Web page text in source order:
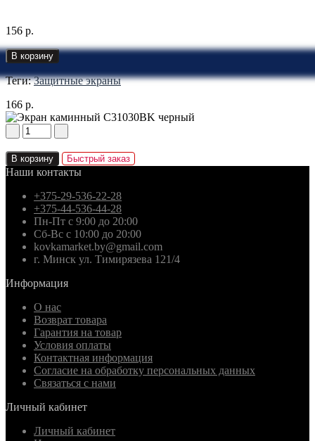
156 р.
В корзину
Теги:Защитные экраны
166 р.
В корзину Быстрый заказ
Наши контакты
+375-29-536-22-28
+375-44-536-44-28
Пн-Пт с 9:00 до 20:00
Сб-Вс с 10:00 до 20:00
kovkamarket.by@gmail.com
г. Минск ул. Тимирязева 121/4
Информация
О нас
Возврат товара
Гарантия на товар
Условия оплаты
Контактная информация
Согласие на обработку персональных данных
Связаться с нами
Личный кабинет
Личный кабинет